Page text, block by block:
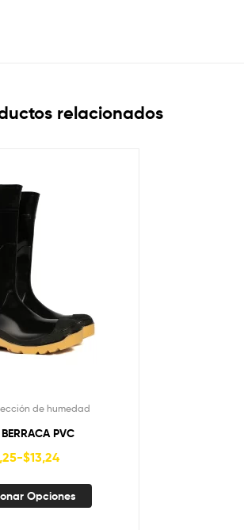
relacionados
de humedad
PVC
-$13,24
Opciones